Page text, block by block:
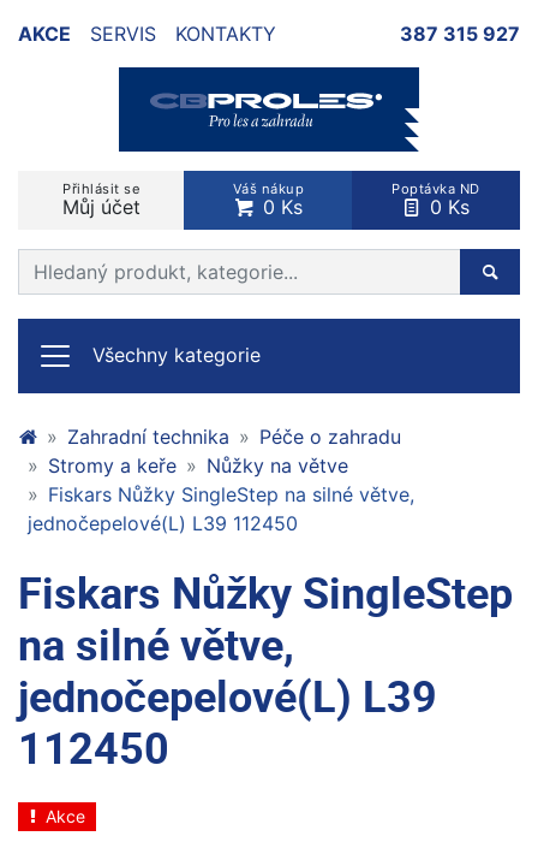
AKCE SERVIS KONTAKTY 387 315 927
Přihlásit se
Můj účet
Váš nákup
0 Ks
Poptávka ND
0 Ks
Prohledat web
Všechny kategorie
Zahradní technika
Péče o zahradu
Stromy a keře
Nůžky na větve
Fiskars Nůžky SingleStep na silné větve,
jednočepelové(L) L39 112450
Fiskars Nůžky SingleStep
na silné větve,
jednočepelové(L) L39
112450
Akce